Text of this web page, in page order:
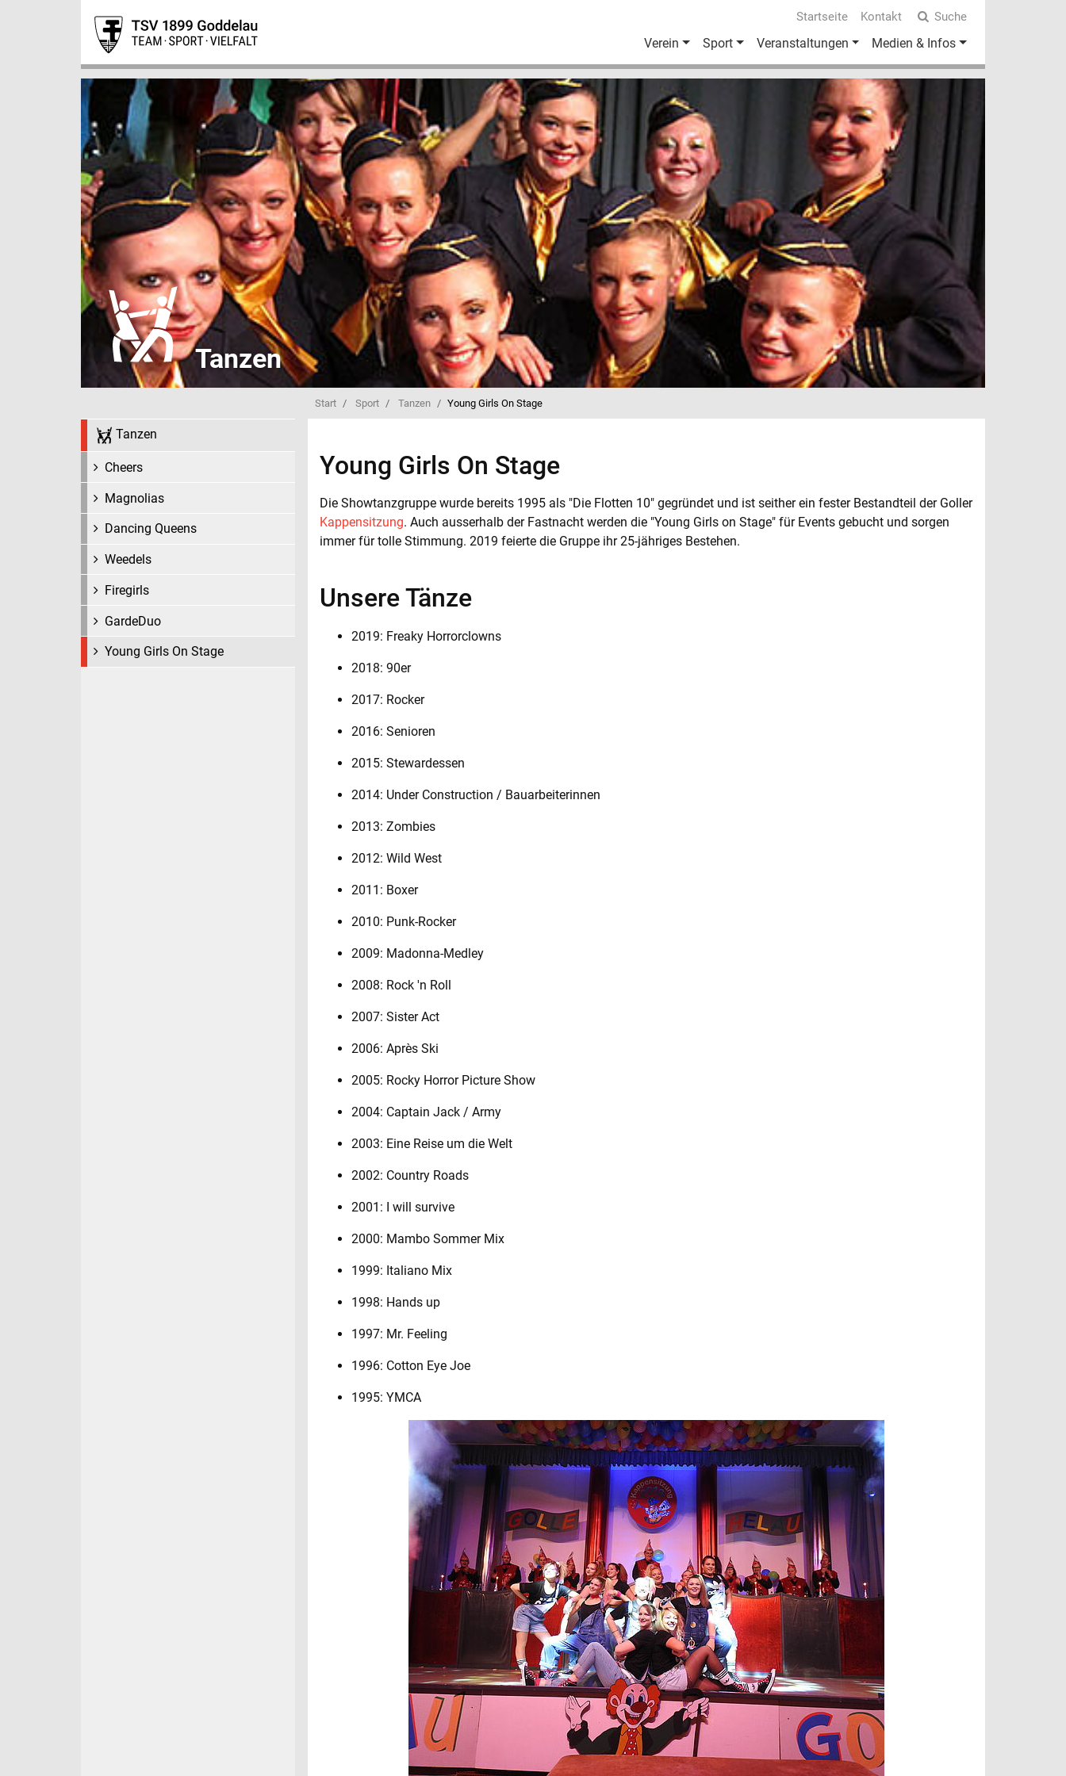
Startseite Kontakt Suche
Verein Sport Veranstaltungen Medien & Infos
Tanzen
Start Sport Tanzen Young Girls On Stage
Tanzen
Cheers
Magnolias
Dancing Queens
Weedels
Firegirls
GardeDuo
Young Girls On Stage
Young Girls On Stage
Die Showtanzgruppe wurde bereits 1995 als "Die Flotten 10" gegründet und ist seither ein fester Bestandteil der Goller
Kappensitzung. Auch ausserhalb der Fastnacht werden die "Young Girls on Stage" für Events gebucht und sorgen
immer für tolle Stimmung. 2019 feierte die Gruppe ihr 25-jähriges Bestehen.
Unsere Tänze
2019: Freaky Horrorclowns
2018: 90er
2017: Rocker
2016: Senioren
2015: Stewardessen
2014: Under Construction / Bauarbeiterinnen
2013: Zombies
2012: Wild West
2011: Boxer
2010: Punk-Rocker
2009: Madonna-Medley
2008: Rock 'n Roll
2007: Sister Act
2006: Après Ski
2005: Rocky Horror Picture Show
2004: Captain Jack / Army
2003: Eine Reise um die Welt
2002: Country Roads
2001: I will survive
2000: Mambo Sommer Mix
1999: Italiano Mix
1998: Hands up
1997: Mr. Feeling
1996: Cotton Eye Joe
1995: YMCA